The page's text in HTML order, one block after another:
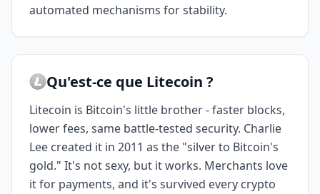
automated mechanisms for stability.
Qu'est-ce que Litecoin ?
Litecoin is Bitcoin's little brother - faster blocks,
lower fees, same battle-tested security. Charlie
Lee created it in 2011 as the "silver to Bitcoin's
gold." It's not sexy, but it works. Merchants love
it for payments, and it's survived every crypto